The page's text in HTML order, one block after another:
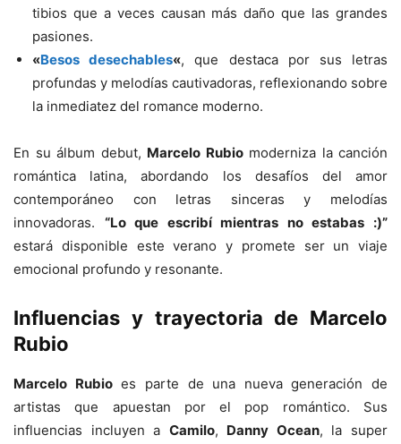
tibios que a veces causan más daño que las grandes
pasiones.
«Besos desechables«, que destaca por sus letras
profundas y melodías cautivadoras, reflexionando sobre
la inmediatez del romance moderno.
En su álbum debut, Marcelo Rubiomoderniza la canción
romántica latina, abordando los desafíos del amor
contemporáneo con letras sinceras y melodías
innovadoras. “Lo que escribí mientras no estabas :)”
estará disponible este verano y promete ser un viaje
emocional profundo y resonante.
Influencias y trayectoria de Marcelo
Rubio
Marcelo Rubioes parte de una nueva generación de
artistas que apuestan por el pop romántico. Sus
influencias incluyen a Camilo, Danny Ocean, la super